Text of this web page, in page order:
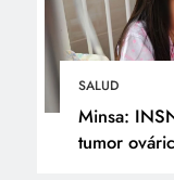
SALUD
Minsa:
tumor